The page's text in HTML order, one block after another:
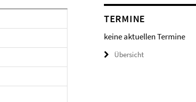
TERMINE
keine aktuellen Termine
Übersicht